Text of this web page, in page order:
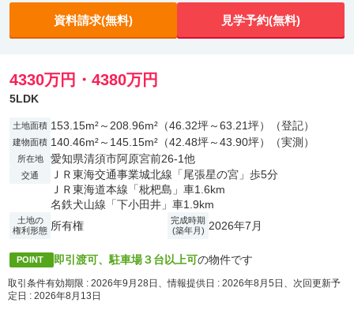
資料請求(無料) 見学予約(無料)
4330万円・4380万円
5LDK
土地面積 153.15m²～208.96m²（46.32坪～63.21坪）（登記）
建物面積 140.46m²～145.15m²（42.48坪～43.90坪）（実測）
所在地 愛知県清須市阿原宮前26-1他
交通
ＪＲ東海交通事業城北線「尾張星の宮」歩5分
ＪＲ東海道本線「枇杷島」車1.6km
名鉄犬山線「下小田井」車1.9km
土地の
権利形態 所有権
完成時期
(築年月) 2026年7月
POINT 即引渡可、駐車場３台以上可の物件です
取引条件有効期限 : 2026年9月28日、情報提供日 : 2026年8月5日、次回更新予
定日 : 2026年8月13日